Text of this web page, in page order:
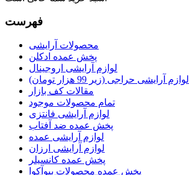
فهرست
محصولات آرایشی
پخش عمده ادکلن
لوازم آرایشی اروجینال
لوازم آرایشی حراجی (زیر 99 هزار تومان)
مقالات کف بازار
تمام محصولات موجود
لوازم آرایشی فانتزی
پخش عمده ضد آفتاب
لوازم آرایشی عمده
لوازم آرایشی ارزان
پخش عمده کانسیلر
پخش عمده محصولات بیوآکوا